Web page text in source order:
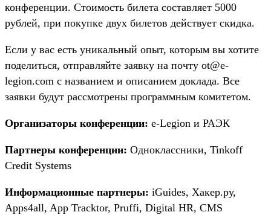
конференции. Стоимость билета составляет 5000
рублей, при покупке двух билетов действует скидка.
Если у вас есть уникальный опыт, которым вы хотите
поделиться, отправляйте заявку на почту ot@e-
legion.com с названием и описанием доклада. Все
заявки будут рассмотрены программным комитетом.
Организаторы конференции: e-Legion и РАЭК
Партнеры конференции: Одноклассники, Tinkoff
Credit Systems
Информационные партнеры: iGuides, Хакер.ру,
Apps4all, App Tracktor, Pruffi, Digital HR, CMS